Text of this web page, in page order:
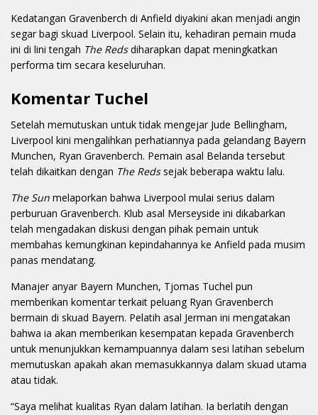
Kedatangan Gravenberch di Anfield diyakini akan menjadi angin
segar bagi skuad Liverpool. Selain itu, kehadiran pemain muda
ini di lini tengah The Redsdiharapkan dapat meningkatkan
performa tim secara keseluruhan.
Komentar Tuchel
Setelah memutuskan untuk tidak mengejar Jude Bellingham,
Liverpool kini mengalihkan perhatiannya pada gelandang Bayern
Munchen, Ryan Gravenberch. Pemain asal Belanda tersebut
telah dikaitkan dengan The Redssejak beberapa waktu lalu.
The Sun melaporkan bahwa Liverpool mulai serius dalam
perburuan Gravenberch. Klub asal Merseyside ini dikabarkan
telah mengadakan diskusi dengan pihak pemain untuk
membahas kemungkinan kepindahannya ke Anfield pada musim
panas mendatang.
Manajer anyar Bayern Munchen, Tjomas Tuchel pun
memberikan komentar terkait peluang Ryan Gravenberch
bermain di skuad Bayern. Pelatih asal Jerman ini mengatakan
bahwa ia akan memberikan kesempatan kepada Gravenberch
untuk menunjukkan kemampuannya dalam sesi latihan sebelum
memutuskan apakah akan memasukkannya dalam skuad utama
atau tidak.
“Saya melihat kualitas Ryan dalam latihan. Ia berlatih dengan